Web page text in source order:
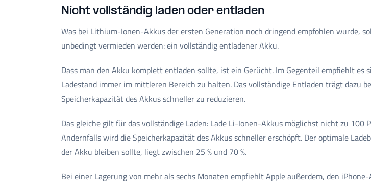
Nicht vollständig laden oder entladen
Was bei Lithium-Ionen-Akkus der ersten Generation noch dringend empfohlen wurde,
unbedingt vermieden werden: ein vollständig entladener Akku.
Dass man den Akku komplett entladen sollte, ist ein Gerücht. Im Gegenteil empfiehlt es
Ladestand immer im mittleren Bereich zu halten. Das vollständige Entladen trägt dazu
Speicherkapazität des Akkus schneller zu reduzieren.
Das gleiche gilt für das vollständige Laden: Lade Li-Ionen-Akkus möglichst nicht zu 100
Andernfalls wird die Speicherkapazität des Akkus schneller erschöpft. Der optimale
der Akku bleiben sollte, liegt zwischen 25 % und 70 %.
Bei einer Lagerung von mehr als sechs Monaten empfiehlt Apple außerdem, den